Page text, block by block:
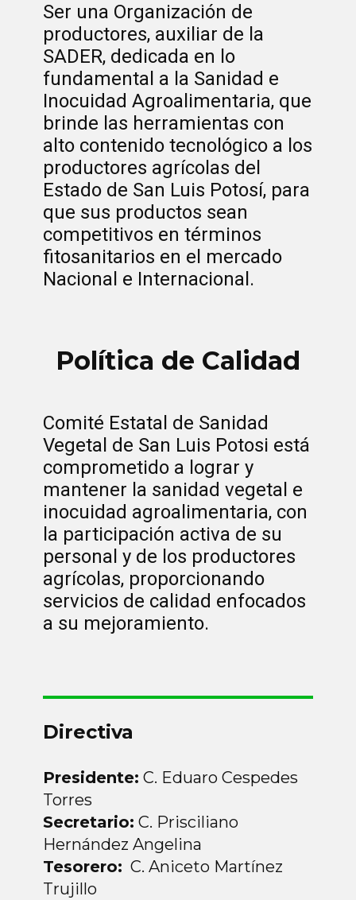
Ser una Organización de
productores, auxiliar de la
SADER, dedicada en lo
fundamental a la Sanidad e
Inocuidad Agroalimentaria, que
brinde las herramientas con
alto contenido tecnológico a los
productores agrícolas del
Estado de San Luis Potosí, para
que sus productos sean
competitivos en términos
fitosanitarios en el mercado
Nacional e Internacional.
Política de Calidad
Comité Estatal de Sanidad
Vegetal de San Luis Potosi está
comprometido a lograr y
mantener la sanidad vegetal e
inocuidad agroalimentaria, con
la participación activa de su
personal y de los productores
agrícolas, proporcionando
servicios de calidad enfocados
a su mejoramiento.
Directiva
Presidente: C. Eduaro Cespedes
Torres
Secretario: C. Prisciliano
Hernández Angelina
Tesorero: C. Aniceto Martínez
Trujillo